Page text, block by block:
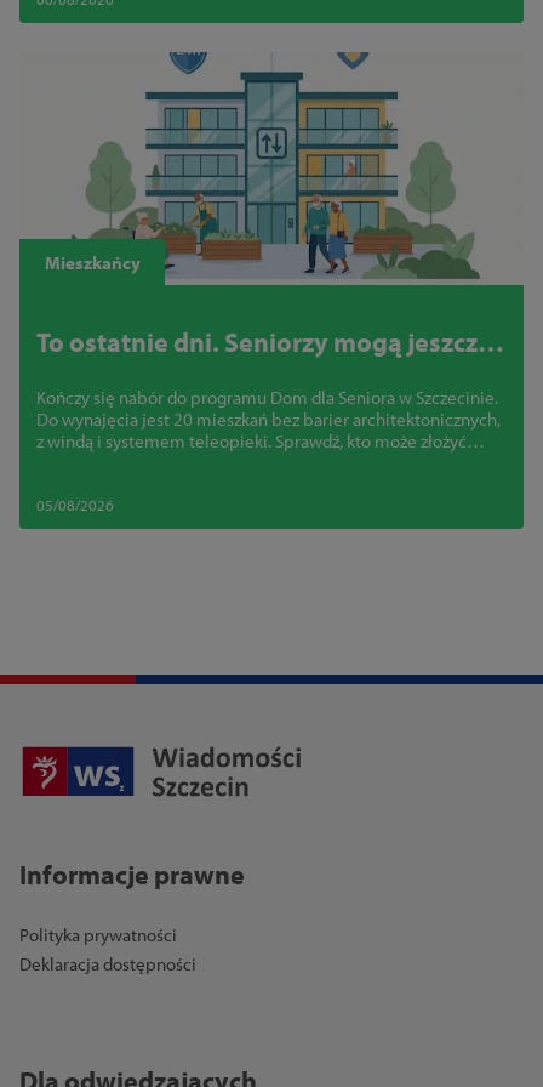
Mieszkańcy
To ostatnie dni. Seniorzy mogą jeszcze
centrum Szczecina
Kończy się nabór do programu Dom dla Seniora w Szczecinie.
Do wynajęcia jest 20 mieszkań bez barier architektonicznych,
z windą i systemem teleopieki. Sprawdź, kto może złożyć
05/08/2026
Informacje prawne
Polityka prywatności
Deklaracja dostępności